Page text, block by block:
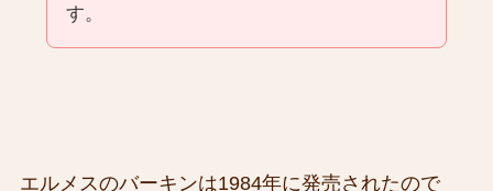
す。
エルメスのバーキンは1984年に発売されたので